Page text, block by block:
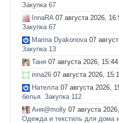
Закупка 67
InnaRA 07 августа 2026,
Закупка 67
Marina Dyakonova 07
Закупка 13
Таня 07 августа 2026, 15:44
irina26 07 августа 2026,
Нателла 07 августа 2026,
белья. Закупка 112
Аня@molly 07 августа
Одежда и текстиль для дома